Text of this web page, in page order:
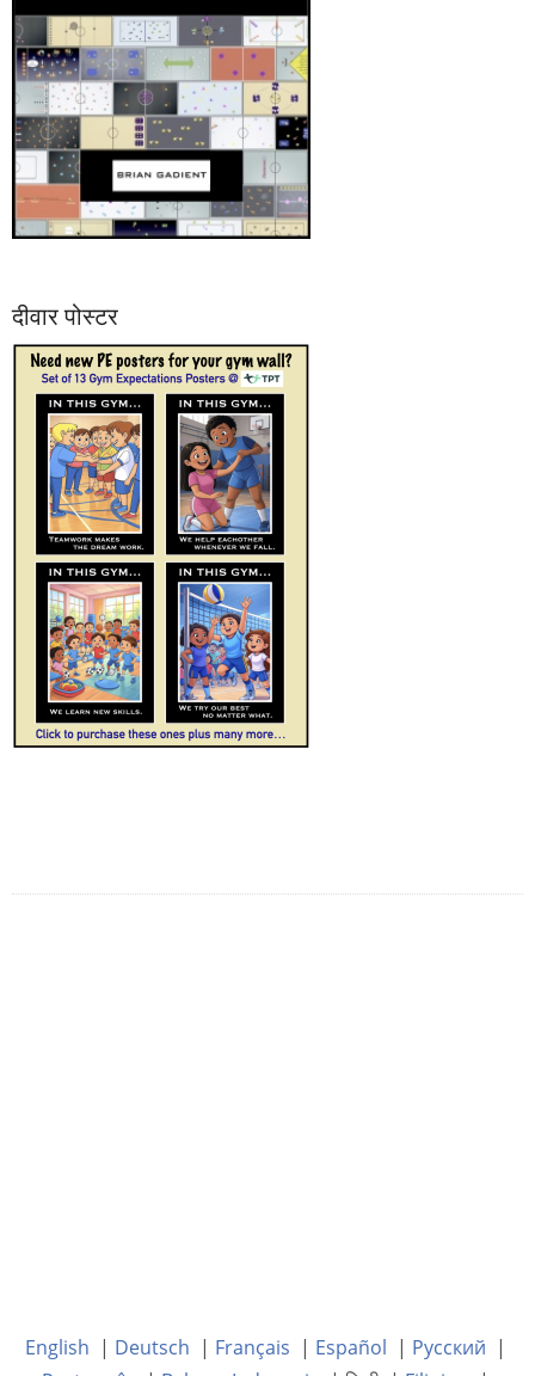
दीवार पोस्टर
English | Deutsch | Français | Español | Русский |